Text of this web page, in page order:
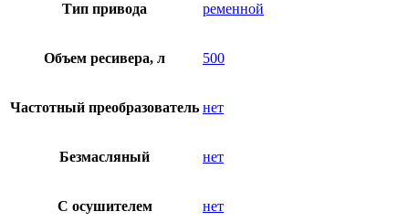
Тип привода ременной
Объем ресивера, л 500
Частотный преобразователь нет
Безмасляный нет
C осушителем нет